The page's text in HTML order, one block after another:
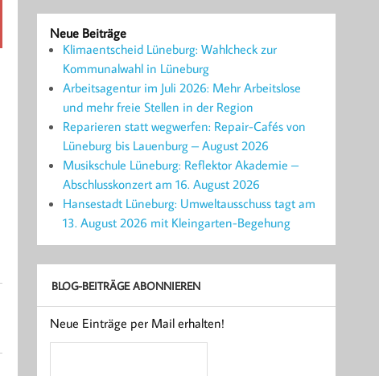
Neue Beiträge
Klimaentscheid Lüneburg: Wahlcheck zur
Kommunalwahl in Lüneburg
Arbeitsagentur im Juli 2026: Mehr Arbeitslose
und mehr freie Stellen in der Region
Reparieren statt wegwerfen: Repair-Cafés von
Lüneburg bis Lauenburg – August 2026
Musikschule Lüneburg: Reflektor Akademie –
Abschlusskonzert am 16. August 2026
Hansestadt Lüneburg: Umweltausschuss tagt am
13. August 2026 mit Kleingarten-Begehung
BLOG-BEITRÄGE ABONNIEREN
Neue Einträge per Mail erhalten!